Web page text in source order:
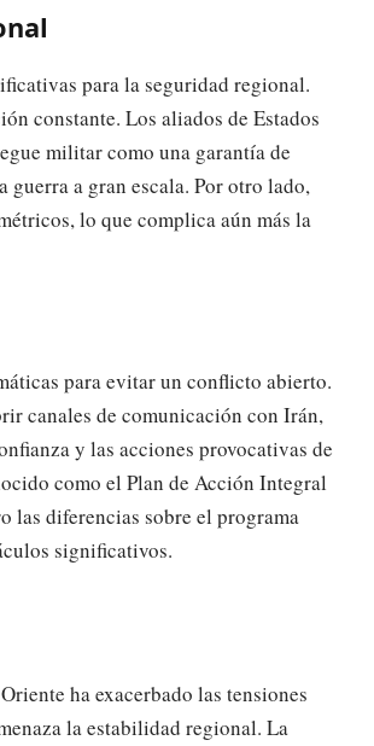
para la seguridad regional.
constante. Los aliados de Estados
militar como una garantía de
a gran escala. Por otro lado,
lo que complica aún más la
para evitar un conflicto abierto.
canales de comunicación con Irán,
y las acciones provocativas de
como el Plan de Acción Integral
las diferencias sobre el programa
significativos.
ha exacerbado las tensiones
la estabilidad regional. La